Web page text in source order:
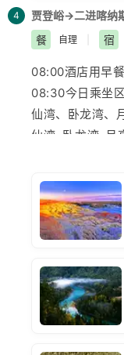
1、喀纳斯早晚
月和9-10带薄羽
2、景区内区间
均不等候，下车
3、自由活动期
下安全。
4、景区内娱乐
情况合理安排。
4 贾登峪→二进喀
餐
自理 宿
08:00酒店用早餐
08:30今日乘坐
仙湾、 卧龙湾、
仙湾-卧龙湾-月
藏了喀纳斯太多
程走下来太累，
是下坡，不很累
佛置身世外桃源
11:00后乘区间
13:00换乘我们的
16:00游览【五
五彩滩是国家